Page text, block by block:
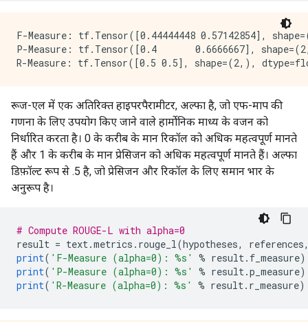
F-Measure: tf.Tensor([0.44444448 0.57142854],
P-Measure: tf.Tensor([0.4       0.6666667],
रूज-एल में एक अतिरिक्त हाइपरपैरामीटर, अल्फा है, जो एफ-माप की
गणना के लिए उपयोग किए जाने वाले हार्मोनिक माध्य के वजन को
निर्धारित करता है। 0 के करीब के मान रिकॉल को अधिक महत्वपूर्ण मानते
हैं और 1 के करीब के मान प्रेसिजन को अधिक महत्वपूर्ण मानते हैं। अल्फा
डिफ़ॉल्ट रूप से .5 है, जो प्रेसिजन और रिकॉल के लिए समान भार के
अनुरूप है।
# Compute ROUGE-L with alpha=0
result = text.metrics . rouge_l(hypotheses, references
print( 'F-Measure (alpha=0): %s' % result. f_measure)
print( 'P-Measure (alpha=0): %s' % result.p_measure)
print( 'R-Measure (alpha=0): %s' % result. r_measure)